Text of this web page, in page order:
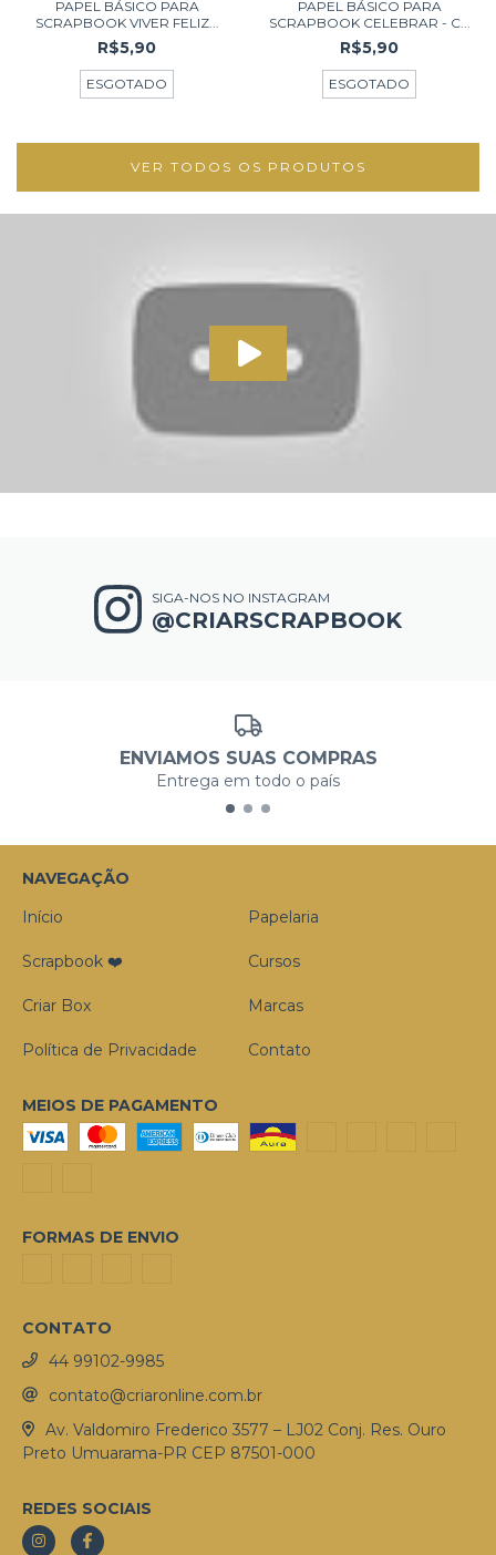
PAPEL BÁSICO PARA
SCRAPBOOK VIVER FELIZ...
R$5,90
ESGOTADO
PAPEL BÁSICO PARA
SCRAPBOOK CELEBRAR - C...
R$5,90
ESGOTADO
VER TODOS OS PRODUTOS
SIGA-NOS NO INSTAGRAM
@CRIARSCRAPBOOK
ENVIAMOS SUAS COMPRAS
Entrega em todo o país
NAVEGAÇÃO
Início
Papelaria
Scrapbook ❤️ Cursos
Criar Box Marcas
Política de Privacidade Contato
MEIOS DE PAGAMENTO
FORMAS DE ENVIO
CONTATO
44 99102-9985
contato@criaronline.com.br
Av. Valdomiro Frederico 3577 – LJ02 Conj. Res. Ouro
Preto Umuarama-PR CEP 87501-000
REDES SOCIAIS